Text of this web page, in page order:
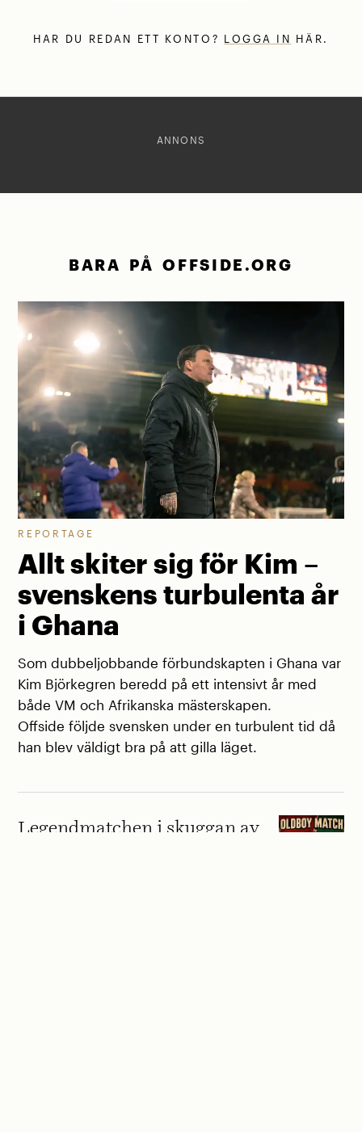
HAR DU REDAN ETT KONTO? LOGGA IN HÄR.
ANNONS
BARA PÅ OFFSIDE.ORG
REPORTAGE
Allt skiter sig för Kim –
svenskens turbulenta år
i Ghana
Som dubbeljobbande förbundskapten i Ghana var
Kim Björkegren beredd på ett intensivt år med
både VM och Afrikanska mästerskapen.
Offside följde svensken under en turbulent tid då
han blev väldigt bra på att gilla läget.
Legendmatchen i skuggan av